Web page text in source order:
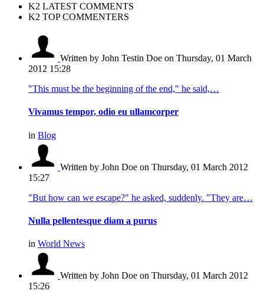
K2 LATEST COMMENTS
K2 TOP COMMENTERS
Written by John Testin Doe on Thursday, 01 March
2012 15:28
"This must be the beginning of the end," he said,…
Vivamus tempor, odio eu ullamcorper
in Blog
Written by John Doe on Thursday, 01 March 2012
15:27
"But how can we escape?" he asked, suddenly. "They are…
Nulla pellentesque diam a purus
in World News
Written by John Doe on Thursday, 01 March 2012
15:26